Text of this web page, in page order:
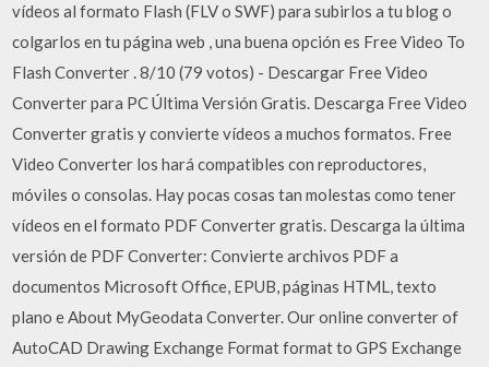
vídeos al formato Flash (FLV o SWF) para subirlos a tu blog o
colgarlos en tu página web , una buena opción es Free Video To
Flash Converter . 8/10 (79 votos) - Descargar Free Video
Converter para PC Última Versión Gratis. Descarga Free Video
Converter gratis y convierte vídeos a muchos formatos. Free
Video Converter los hará compatibles con reproductores,
móviles o consolas. Hay pocas cosas tan molestas como tener
vídeos en el formato PDF Converter gratis. Descarga la última
versión de PDF Converter: Convierte archivos PDF a
documentos Microsoft Office, EPUB, páginas HTML, texto
plano e About MyGeodata Converter. Our online converter of
AutoCAD Drawing Exchange Format format to GPS Exchange